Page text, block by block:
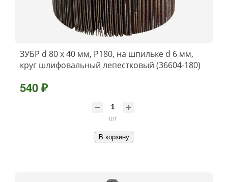
ЗУБР d 80 x 40 мм, P180, на шпильке d 6 мм,
круг шлифовальный лепестковый (36604-180)
540 ₽
шт
В корзину